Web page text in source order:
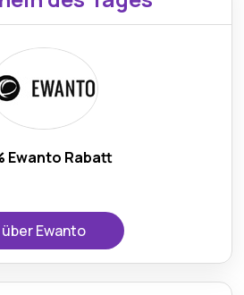
Ewanto Rabatt
über Ewanto